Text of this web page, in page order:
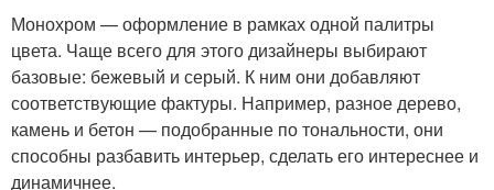
Монохром — оформление в рамках одной палитры
цвета. Чаще всего для этого дизайнеры выбирают
базовые: бежевый и серый. К ним они добавляют
соответствующие фактуры. Например, разное дерево,
камень и бетон — подобранные по тональности, они
способны разбавить интерьер, сделать его интереснее и
динамичнее.